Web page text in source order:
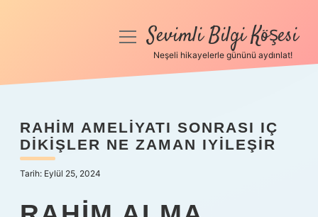
Anasayfa
Yasal Uyarı
Hakkımızda
menüyüSevimli Bilgi Köşesi
Neşeli hikayelerle gününü aydınlat!
RAHIM AMELIYATI SONRASI IÇ
DIKIŞLER NE ZAMAN IYILEŞIR
Tarih: Eylül 25, 2024